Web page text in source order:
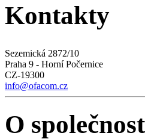
Kontakty
Sezemická 2872/10
Praha 9 - Horní Počernice
CZ-19300
info@ofacom.cz
O